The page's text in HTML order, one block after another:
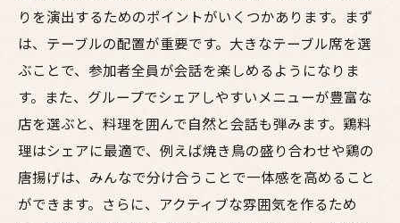
りを演出するためのポイントがいくつかあります。まず
は、テーブルの配置が重要です。大きなテーブル席を選
ぶことで、参加者全員が会話を楽しめるようになりま
す。また、グループでシェアしやすいメニューが豊富な
店を選ぶと、料理を囲んで自然と会話も弾みます。鶏料
理はシェアに最適で、例えば焼き鳥の盛り合わせや鶏の
唐揚げは、みんなで分け合うことで一体感を高めること
ができます。さらに、アクティブな雰囲気を作るため